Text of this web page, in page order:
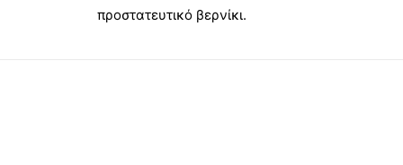
προστατευτικό βερνίκι.